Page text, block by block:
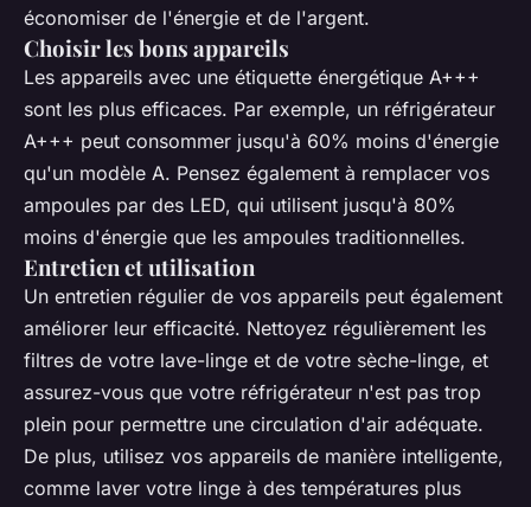
économiser de l'énergie et de l'argent.
Choisir les bons appareils
Les appareils avec une étiquette énergétique A+++
sont les plus efficaces. Par exemple, un réfrigérateur
A+++ peut consommer jusqu'à 60% moins d'énergie
qu'un modèle A. Pensez également à remplacer vos
ampoules par des LED, qui utilisent jusqu'à 80%
moins d'énergie que les ampoules traditionnelles.
Entretien et utilisation
Un entretien régulier de vos appareils peut également
améliorer leur efficacité. Nettoyez régulièrement les
filtres de votre lave-linge et de votre sèche-linge, et
assurez-vous que votre réfrigérateur n'est pas trop
plein pour permettre une circulation d'air adéquate.
De plus, utilisez vos appareils de manière intelligente,
comme laver votre linge à des températures plus